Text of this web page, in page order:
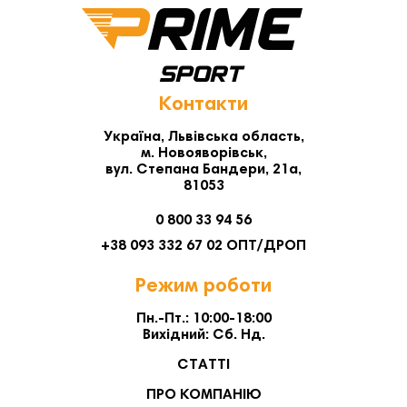
оригінального брендового інвентарю за фіксованою
акційною ціною, захищеною від курсових коливань.
Контакти
Україна, Львівська область,
м. Новояворівськ,
вул. Степана Бандери, 21а,
81053
0 800 33 94 56
+38 093 332 67 02 ОПТ/ДРОП
Режим роботи
Пн.-Пт.: 10:00-18:00
Вихідний: Сб. Нд.
СТАТТІ
ПРО КОМПАНІЮ